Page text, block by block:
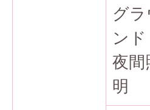
グラ
ンド
夜間
明